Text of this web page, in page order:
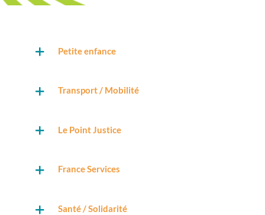
Petite enfance
Transport / Mobilité
Le Point Justice
France Services
Santé / Solidarité